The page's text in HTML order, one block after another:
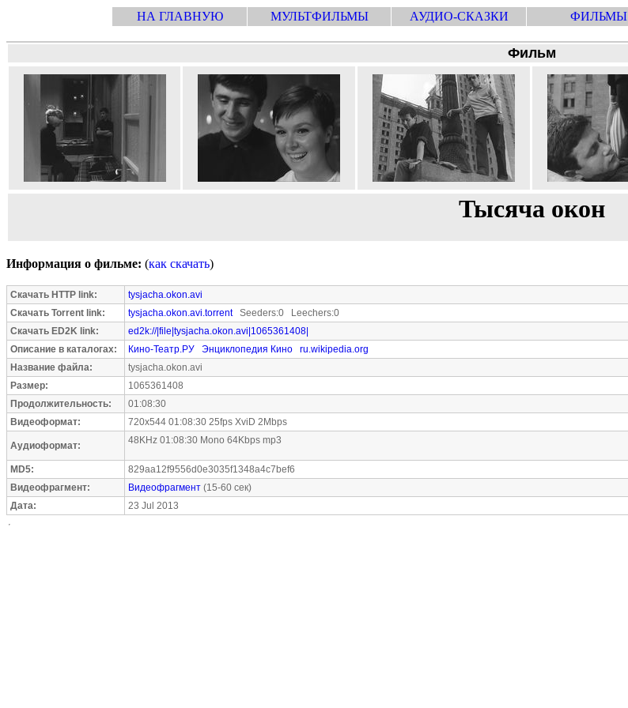
НА ГЛАВНУЮ МУЛЬТФИЛЬМЫ АУДИО-СКАЗКИ ФИЛЬМЫ
Фильм
Тысяча окон
Информация о фильме: (как скачать)
Скачать HTTP link:
tysjacha.okon.avi
Скачать Torrent link:
tysjacha.okon.avi.torrentSeeders:0 Leechers:0
Скачать ED2K link:
ed2k://|file|tysjacha.okon.avi|1065361408|
Описание в каталогах:
Кино-Театр.РУ Энциклопедия Кино
ru.wikipedia.org
Название файла:
tysjacha.okon.avi
Размер:
1065361408
Продолжительность:
01:08:30
Видеоформат:
720x544 01:08:30 25fps XviD 2Mbps
Аудиоформат: 48KHz 01:08:30 Mono 64Kbps mp3
MD5:
829aa12f9556d0e3035f1348a4c7bef6
Видеофрагмент:
Видеофрагмент (15-60 сек)
Дата:
23 Jul 2013